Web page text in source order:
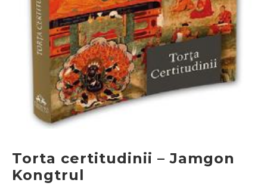
Torta certitudinii – Jamgon
Kongtrul